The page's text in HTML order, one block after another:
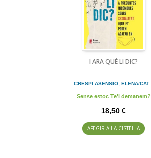
I ARA QUÈ LI DIC?
CRESPI ASENSIO, ELENA/CAT...
Sense estoc Te'l demanem?
18,50 €
AFEGIR A LA CISTELLA